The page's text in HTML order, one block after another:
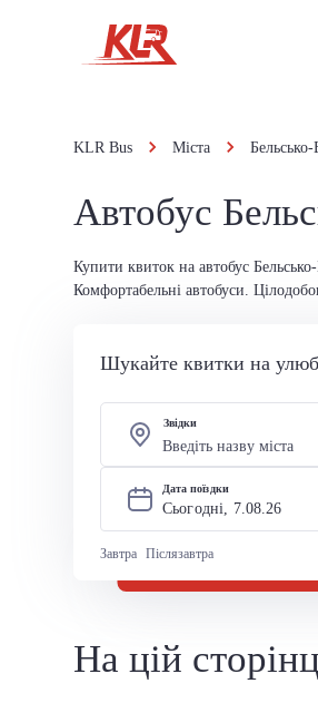
KLR Bus Міста Бельсько-
Автобус
Купити квиток на автобус
Комфортабельні автобуси.
Шукайте квитки на
Звідки
Дата поїздки
Сьогодні, 7.08.26
Завтра Післязавтра
На цій